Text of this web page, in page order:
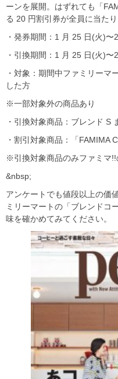
ーンを展開。はずれても「
る 20 円割引券が全員に当たり
・発券期間：1 月 25 日(火)〜
・引換期間：1 月 25 日(火)〜
・対象：期間中ファミリーマ
した方
※一部対象外の商品あり
・引換対象商品：ブレンド S
・割引対象商品：「FAMIMA
※引換対象商品のみファミマ
&nbsp;
アンケートでも値段以上の価
ミリーマートの「ブレンドコ
味を確かめてみてください。